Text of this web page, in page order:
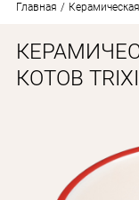
Главная
КОТОВ